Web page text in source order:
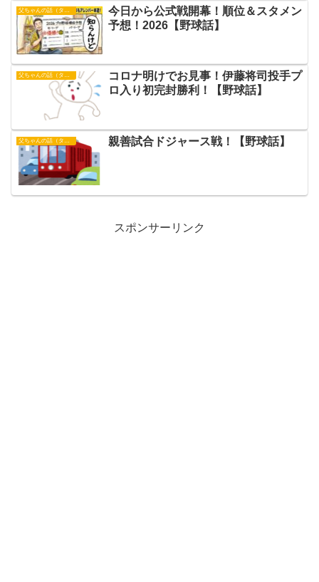
今日から公式戦開幕！順位＆スタメン
予想！2026【野球話】
父ちゃんの話（タイガース）
コロナ明けでお見事！伊藤将司投手プ
ロ入り初完封勝利！【野球話】
父ちゃんの話（タイガース） 親善試合ドジャース戦！【野球話】
スポンサーリンク